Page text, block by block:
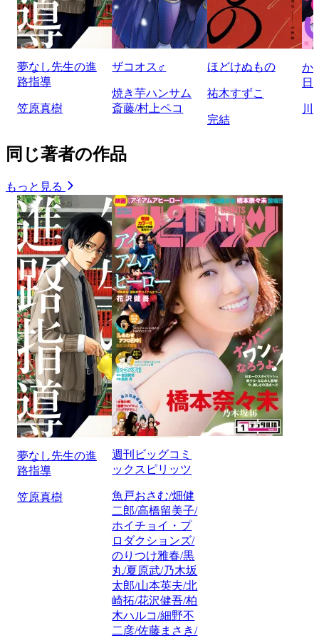
夢なし先生の進
路指導
笠原真樹
ザコオス♂
焼き芋ハンサム
斎藤/村上ペコ
ほどけぬもの
祐木すずこ
完結
か
日
川
同じ著者の作品
もっと見る
夢なし先生の進
路指導
笠原真樹
週刊ビッグコミ
ックスピリッツ
魚戸おさむ/畑健
二郎/高橋留美子/
ホイチョイ・プ
ロダクションズ/
のりつけ雅春/黒
丸/夏原武/乃木坂
太郎/山本英夫/北
崎拓/花沢健吾/柏
木ハルコ/細野不
二彦/佐藤まさき/